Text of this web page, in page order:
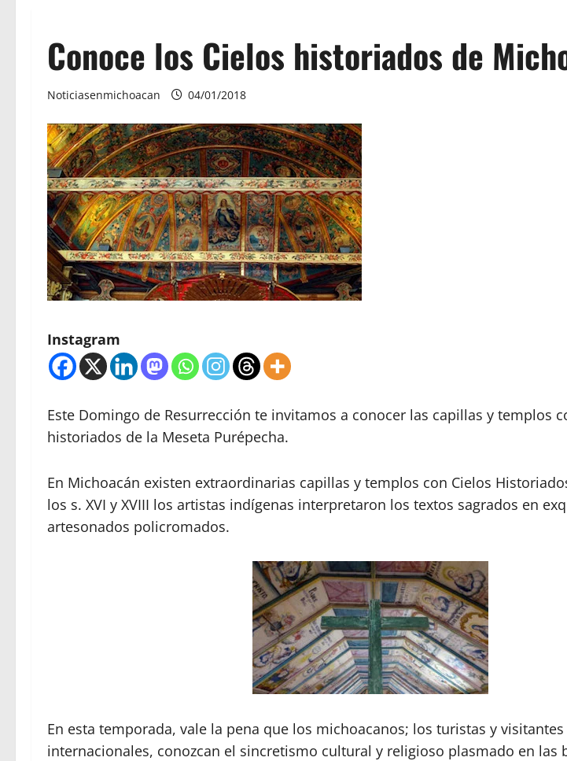
Conoce los Cielos historiados de
Noticiasenmichoacan 04/01/2018
Instagram
Este Domingo de Resurrección te invitamos a conocer las capillas y templos
historiados de la Meseta Purépecha.
En Michoacán existen extraordinarias capillas y templos con Cielos
los s. XVI y XVIII los artistas indígenas interpretaron los textos sagrados en
artesonados policromados.
En esta temporada, vale la pena que los michoacanos; los turistas y
internacionales, conozcan el sincretismo cultural y religioso plasmado en las